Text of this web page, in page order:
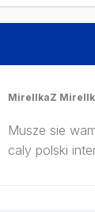
MirellkaZ
Musze sie
caly polski